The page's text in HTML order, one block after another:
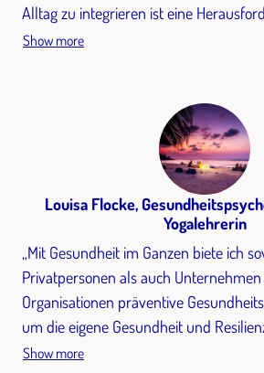
Alltag zu integrieren ist eine
Alternative oder Ergänzung zum
Vollwerternährung erlangen.
konkrete Umsetzung im hektischen
einen weiteren Schwerpunkt im
Show more
Louisa Flocke,
Yogalehrerin
„Mit Gesundheit im Ganzen biete ich
Privatpersonen als auch Unternehmen
Organisationen präventive
um die eigene Gesundheit und
biologischer, psychologischer sowie
Show more